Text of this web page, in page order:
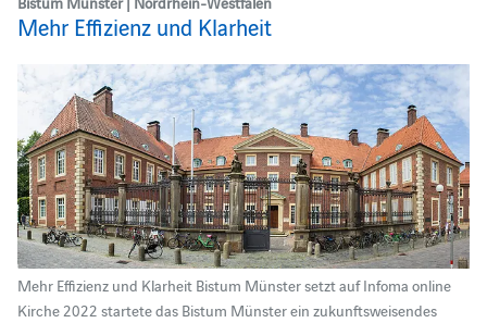
Mehr Effizienz und Klarheit
Mehr Effizienz und Klarheit Bistum Münster setzt auf Infoma online
Kirche 2022 startete das Bistum Münster ein zukunftsweisendes